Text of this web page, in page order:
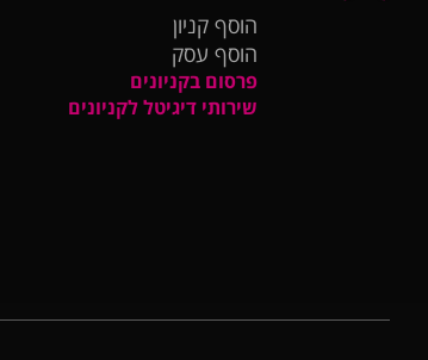
הוסף קניון
הוסף עסק
פרסום בקניונים
שירותי דיגיטל לקניונים